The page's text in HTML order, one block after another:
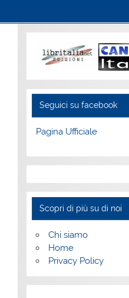
Seguici su facebook
Pagina Ufficiale
Scopri di più su di noi
Chi siamo
Home
Privacy Policy